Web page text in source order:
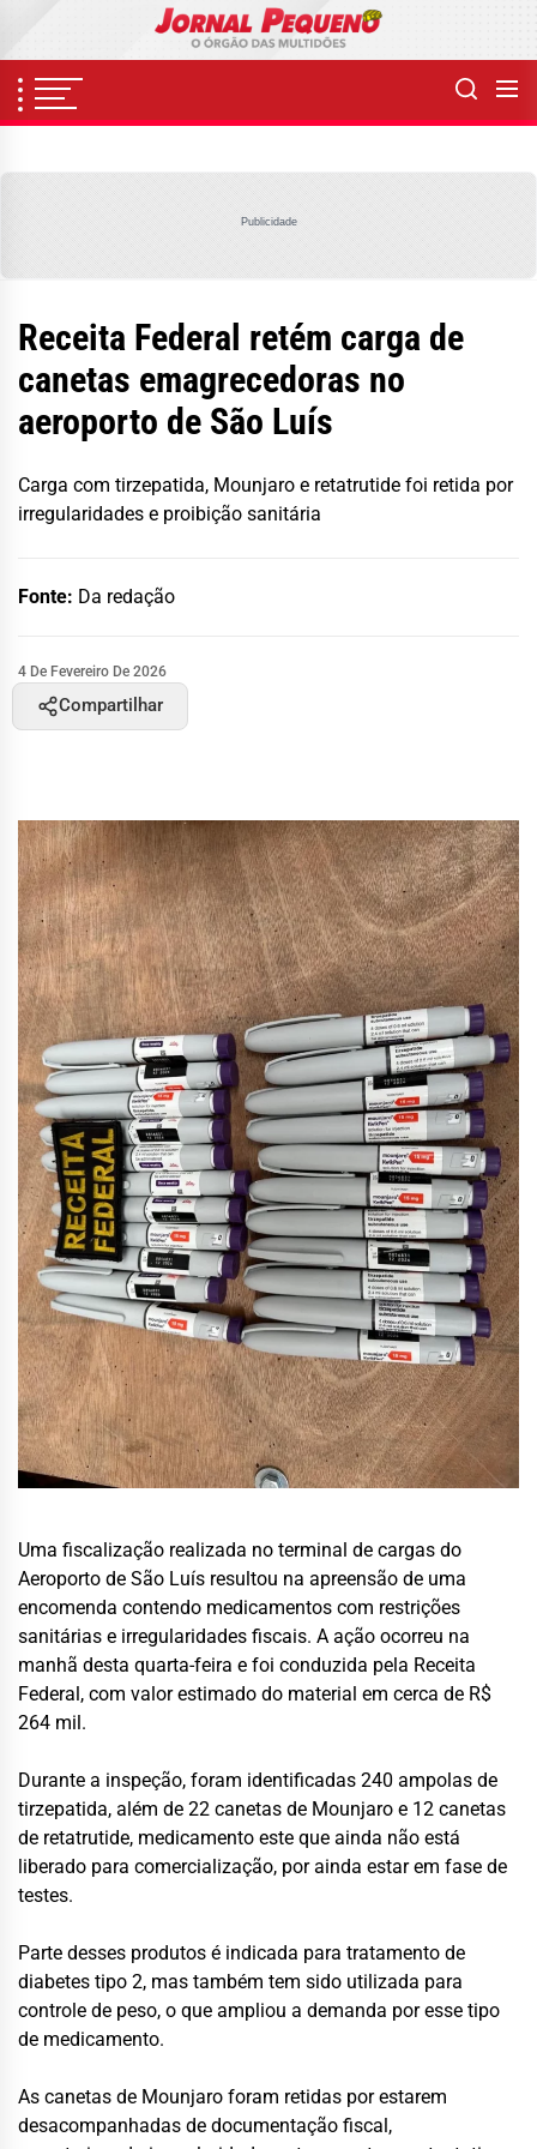
content
Publicidade
Receita Federal retém carga de
canetas emagrecedoras no
aeroporto de São Luís
Carga com tirzepatida, Mounjaro e retatrutide foi retida por
irregularidades e proibição sanitária
Fonte: Da redação
4 De Fevereiro De 2026
Compartilhar
Uma fiscalização realizada no terminal de cargas do
Aeroporto de São Luís resultou na apreensão de uma
encomenda contendo medicamentos com restrições
sanitárias e irregularidades fiscais. A ação ocorreu na
manhã desta quarta-feira e foi conduzida pela Receita
Federal, com valor estimado do material em cerca de R$
264 mil.
Durante a inspeção, foram identificadas 240 ampolas de
tirzepatida, além de 22 canetas de Mounjaro e 12 canetas
de retatrutide, medicamento este que ainda não está
liberado para comercialização, por ainda estar em fase de
testes.
Parte desses produtos é indicada para tratamento de
diabetes tipo 2, mas também tem sido utilizada para
controle de peso, o que ampliou a demanda por esse tipo
de medicamento.
As canetas de Mounjaro foram retidas por estarem
desacompanhadas de documentação fiscal,